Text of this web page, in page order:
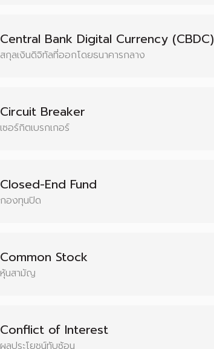
Central Bank Digital Currency (CBDC)
สกุลเงินดิจิทัลที่ออกโดยธนาคารกลาง
Circuit Breaker
เซอร์กิตเบรกเกอร์
Closed-End Fund
กองทุนปิด
Common Stock
หุ้นสามัญ
Conflict of Interest
ผลประโยชน์ทับซ้อน